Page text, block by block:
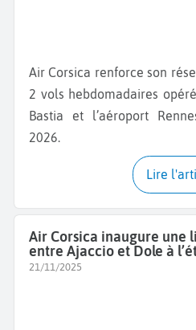
Air Corsica renforce son réseau estival en proposant
2 vols hebdomadaires
Bastia et l’aéroport
2026.
Lire
Air Corsica inaugure une
entre Ajaccio et Dole à
21/11/2025